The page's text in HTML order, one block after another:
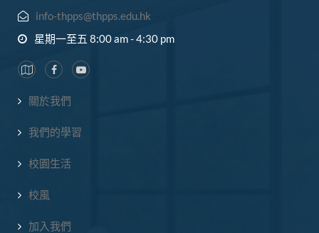
info-thpps@thpps.edu.hk
星期一至五 8:00 am - 4:30 pm
關於我們
我們的學習
校園生活
校風
加入我們